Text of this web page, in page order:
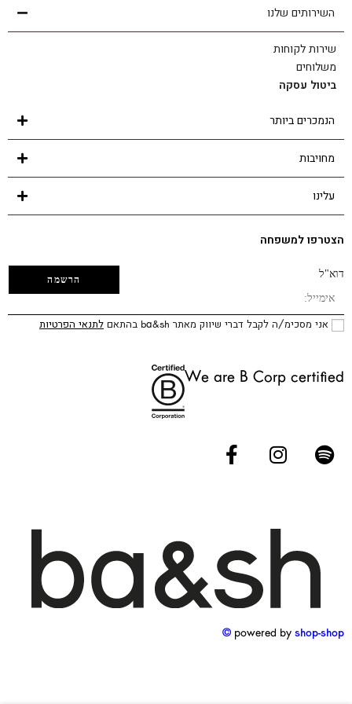
השירותים שלנו
שירות לקוחות
משלוחים
ביטול עסקה
הנמכרים ביותר
מחויבות
עלינו
הצטרפו למשפחה
דוא"ל
אני מסכימ/ה לקבל דברי שיווק מאתר ba&sh בהתאם לתנאי הפרטיות
We are B Corp certified
powered by shop-shop ©️